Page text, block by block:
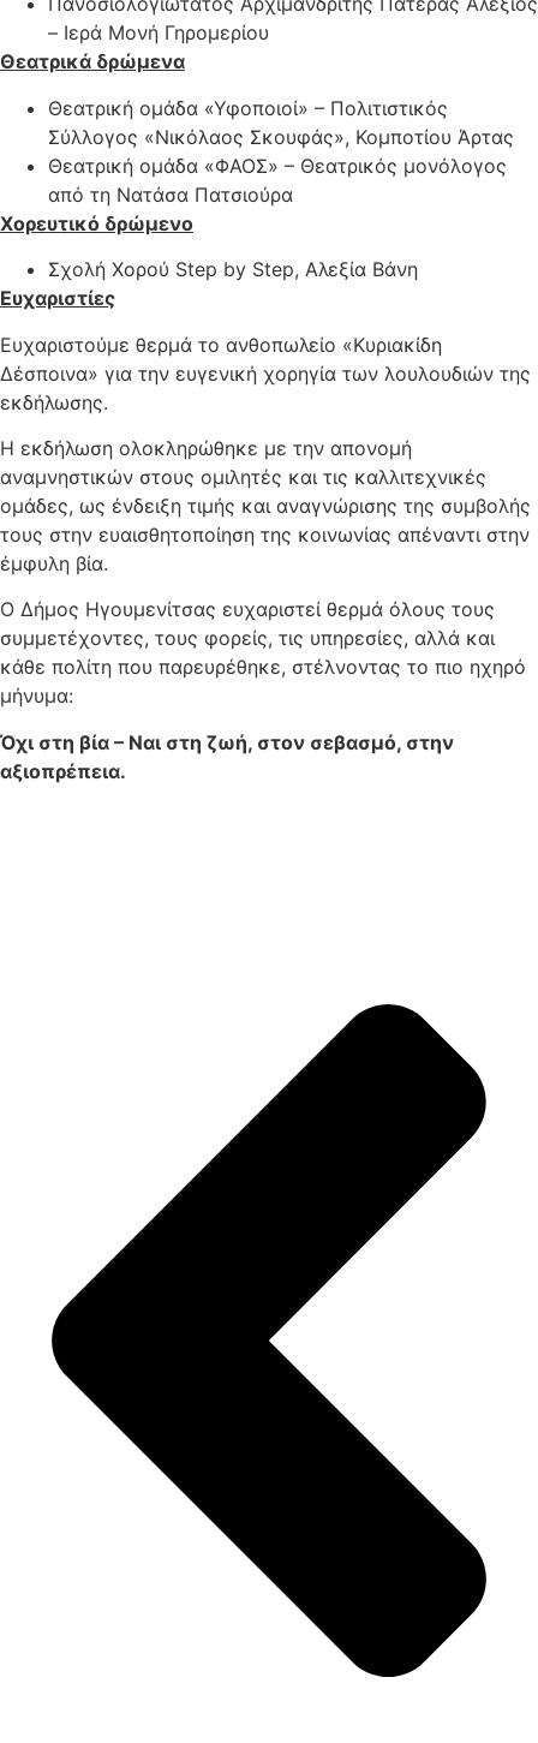
– Ιερά Μονή Γηρομερίου
Θεατρικά δρώμενα
Θεατρική ομάδα «Υφοποιοί» – Πολιτιστικός
Σύλλογος «Νικόλαος Σκουφάς», Κομποτίου Άρτας
Θεατρική ομάδα «ΦΑΟΣ» – Θεατρικός μονόλογος
από τη Νατάσα Πατσιούρα
Χορευτικό δρώμενο
Σχολή Χορού Step by Step, Αλεξία Βάνη
Ευχαριστίες
Ευχαριστούμε θερμά το ανθοπωλείο «Κυριακίδη
Δέσποινα» για την ευγενική χορηγία των λουλουδιών της
εκδήλωσης.
Η εκδήλωση ολοκληρώθηκε με την απονομή
αναμνηστικών στους ομιλητές και τις καλλιτεχνικές
ομάδες, ως ένδειξη τιμής και αναγνώρισης της συμβολής
τους στην ευαισθητοποίηση της κοινωνίας απέναντι στην
έμφυλη βία.
Ο Δήμος Ηγουμενίτσας ευχαριστεί θερμά όλους τους
συμμετέχοντες, τους φορείς, τις υπηρεσίες, αλλά και
κάθε πολίτη που παρευρέθηκε, στέλνοντας το πιο ηχηρό
μήνυμα:
Όχι στη βία – Ναι στη ζωή, στον σεβασμό, στην
αξιοπρέπεια.